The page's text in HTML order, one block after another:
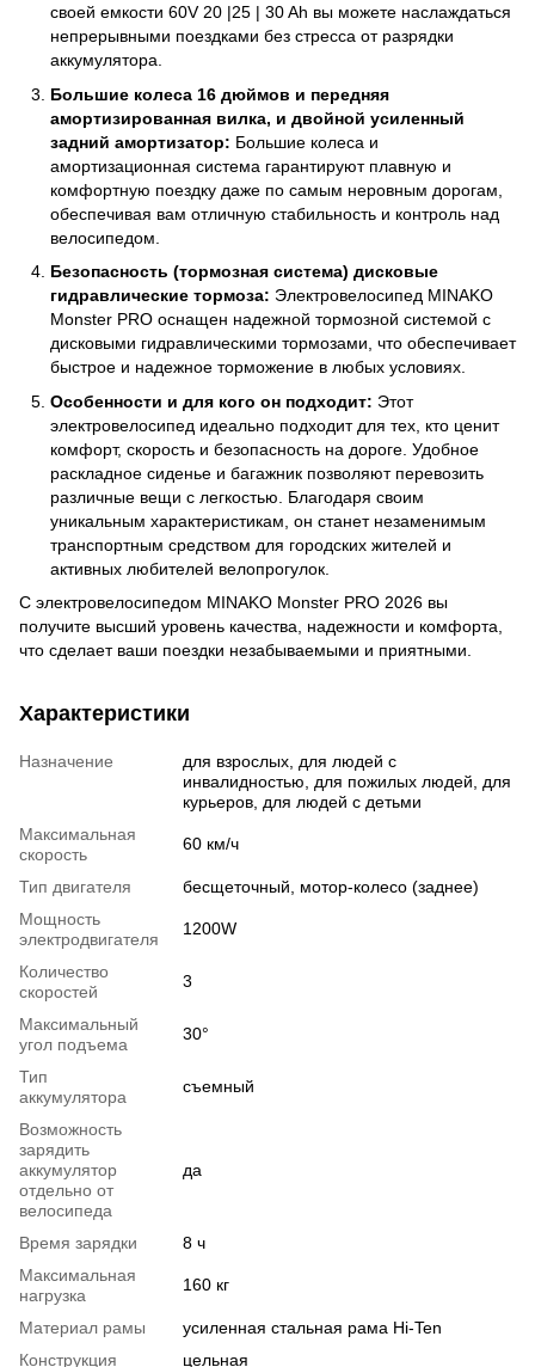
своей емкости 60V 20 |25 | 30 Ah вы можете наслаждаться
непрерывными поездками без стресса от разрядки
аккумулятора.
Большие колеса 16 дюймов и передняя
амортизированная вилка, и двойной усиленный
задний амортизатор: Большие колеса и
амортизационная система гарантируют плавную и
комфортную поездку даже по самым неровным дорогам,
обеспечивая вам отличную стабильность и контроль над
велосипедом.
Безопасность (тормозная система) дисковые
гидравлические тормоза: Электровелосипед MINAKO
Monster PRO оснащен надежной тормозной системой с
дисковыми гидравлическими тормозами, что обеспечивает
быстрое и надежное торможение в любых условиях.
Особенности и для кого он подходит: Этот
электровелосипед идеально подходит для тех, кто ценит
комфорт, скорость и безопасность на дороге. Удобное
раскладное сиденье и багажник позволяют перевозить
различные вещи с легкостью. Благодаря своим
уникальным характеристикам, он станет незаменимым
транспортным средством для городских жителей и
активных любителей велопрогулок.
С электровелосипедом MINAKO Monster PRO 2026 вы
получите высший уровень качества, надежности и комфорта,
что сделает ваши поездки незабываемыми и приятными.
Характеристики
Назначение
для взрослых, для людей с
инвалидностью, для пожилых людей, для
курьеров, для людей с детьми
Максимальная
скорость
60 км/ч
Тип двигателя
бесщеточный, мотор-колесо (заднее)
Мощность
электродвигателя
1200W
Количество
скоростей
3
Максимальный
угол подъема
30°
Тип
аккумулятора
съемный
Возможность
зарядить
аккумулятор
отдельно от
велосипеда
да
Время зарядки
8 ч
Максимальная
нагрузка
160 кг
Материал рамы
усиленная стальная рама Hi-Ten
Конструкция
цельная